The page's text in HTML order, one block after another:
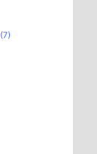
(7)